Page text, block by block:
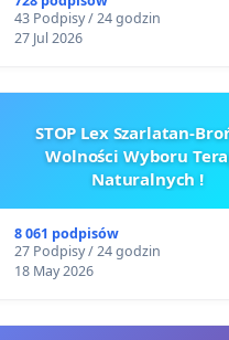
43 Podpisy / 24 godzin
27 Jul 2026
STOP Lex Szarlatan-
Wolności Wyboru
Naturalnych !
8 061 podpisów
27 Podpisy / 24 godzin
18 May 2026